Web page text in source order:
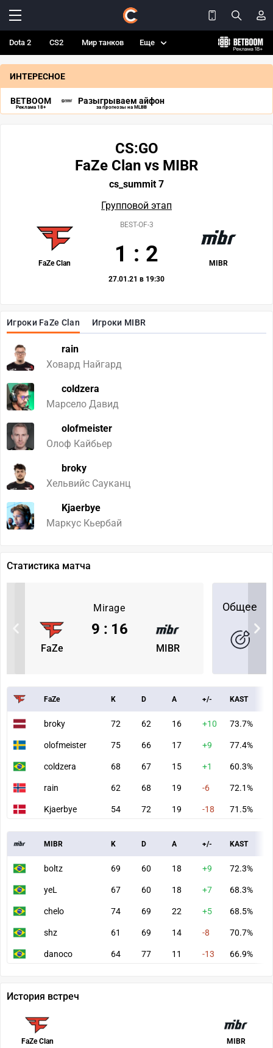
Dota 2 CS2 Мир танков Еще
ИНТЕРЕСНОЕ
BETBOOM
Реклама 18+
Разыгрываем айфон
за прогнозы на MLBB
Игроки FaZe Clan Игроки MIBR
rain
Ховард Найгард
coldzera
Марсело Давид
olofmeister
Олоф Кайбьер
broky
Хельвийс Сауканц
Kjaerbye
Маркус Кьербай
CS:GO
FaZe Clan vs MIBR
cs_summit 7
Групповой этап
FaZe Clan MIBR
BEST-OF-3
1 : 2
27.01.21 в 19:30
Статистика матча
Mirage
FaZe MIBR
9 : 16
Общее
FaZe K D A +/- KAST
broky 72 62 16 +10 73.7%
olofmeister 75 66 17 +9 77.4%
coldzera 68 67 15 +1 60.3%
rain 62 68 19 -6 72.1%
Kjaerbye 54 72 19 -18 71.5%
MIBR K D A +/- KAST
boltz 69 60 18 +9 72.3%
yeL 67 60 18 +7 68.3%
chelo 74 69 22 +5 68.5%
shz 61 69 14 -8 70.7%
danoco 64 77 11 -13 66.9%
История встреч
FaZe Clan MIBR